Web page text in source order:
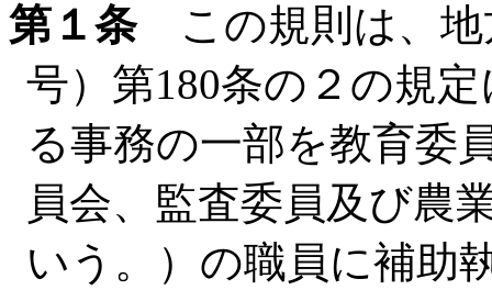
第１条この規則は、地
号）第180条の２の規
る事務の一部を教育委
員会、監査委員及び農
いう。）の職員に補助